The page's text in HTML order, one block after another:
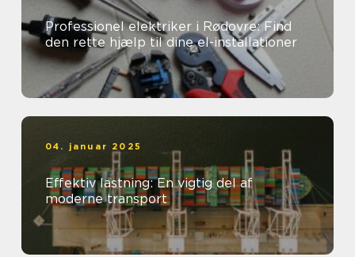
Professionel elektriker i Rødovre: Find
den rette hjælp til dine el-installationer
04. januar 2025
Effektiv lastning: En vigtig del af
moderne transport